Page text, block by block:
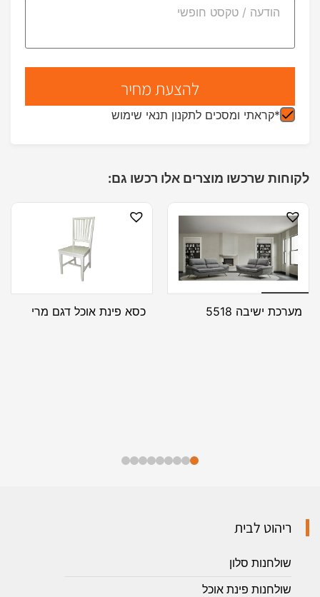
*קראתי ומסכים לתקנון תנאי שימוש
לקוחות שרכשו מוצרים אלו רכשו גם:
מערכת ישיבה 5518 כסא פינת אוכל דגם מרי
ריהוט לבית
שולחנות סלון
שולחנות פינת אוכל